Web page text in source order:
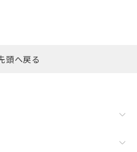
頭へ戻る